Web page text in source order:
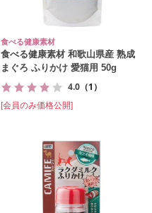
食べる健康素材
食べる健康素材 和歌山県産 熟成
まぐろ ふりかけ 愛猫用 50g
4.0 （1）
[会員のみ価格公開]